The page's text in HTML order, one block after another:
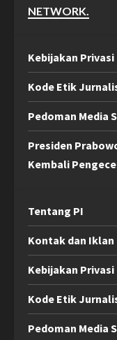
NETWORK.
Kebijakan Privasi
Kode Etik
Pedoman Media
Presiden
Kembali
Tentang PI
Kontak dan Iklan
Kebijakan Privasi
Kode Etik
Pedoman Media